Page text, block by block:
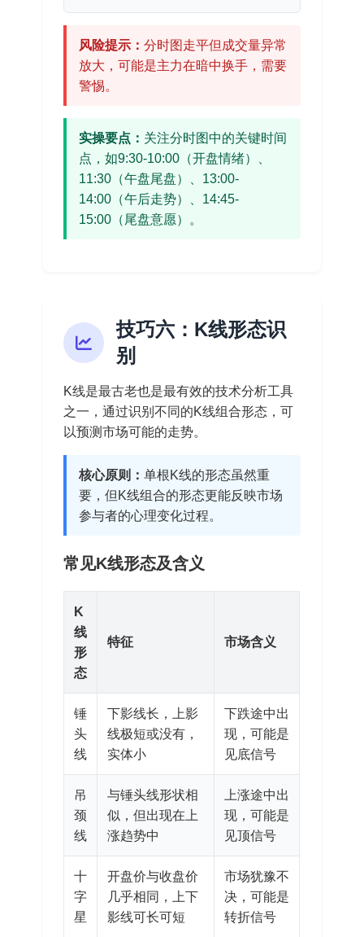
风险提示：分时图走平但成交量异常
放大，可能是主力在暗中换手，需要
警惕。
实操要点： 关注分时图中的关键时间
点，如9:30-10:00（开盘情绪）、
11:30（午盘尾盘）、13:00-
14:00（午后走势）、14:45-
15:00（尾盘意愿）。
技巧六：K线形态识
别
K线是最古老也是最有效的技术分析工具
之一，通过识别不同的K线组合形态，可
以预测市场可能的走势。
核心原则：单根K线的形态虽然重
要，但K线组合的形态更能反映市场
参与者的心理变化过程。
常见K线形态及含义
K
线
形
态
特征 市场含义
锤
头
线
下影线长，上影
线极短或没有，
实体小
下跌途中出
现，可能是
见底信号
吊
颈
线
与锤头线形状相
似，但出现在上
涨趋势中
上涨途中出
现，可能是
见顶信号
十
字
星
开盘价与收盘价
几乎相同，上下
影线可长可短
市场犹豫不
决，可能是
转折信号